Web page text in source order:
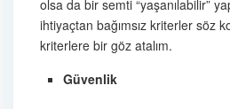
olsa da bir semti “yaşanılabilir”
ihtiyaçtan bağımsız kriterler söz
kriterlere bir göz atalım.
Güvenlik